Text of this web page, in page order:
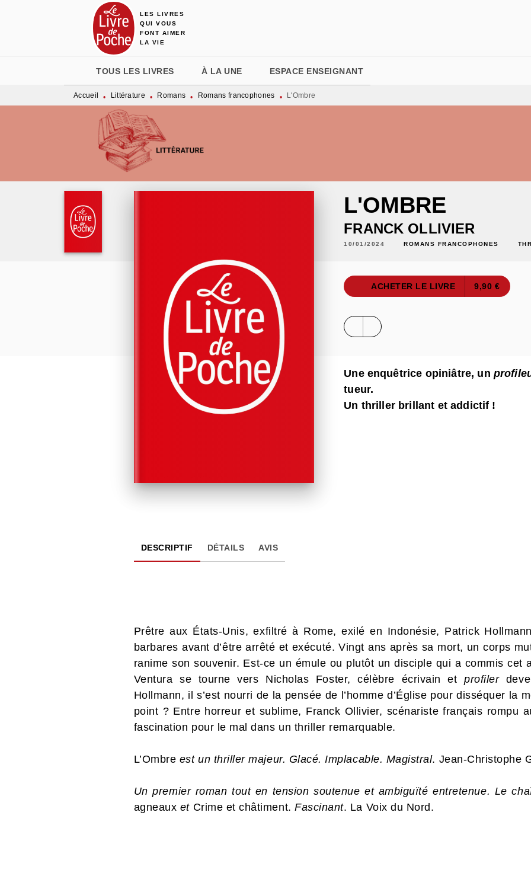
MENU RECHERCHE
LES LIVRES
QUI VOUS
FONT AIMER
LA VIE
TOUS LES LIVRES À LA UNE ESPACE ENSEIGNANT
Accueil • Littérature • Romans • Romans francophones • L'Ombre
L'OMBRE
FRANCK OLLIVIER
10/01/2024 ROMANS FRANCOPHONES
ACHETER LE LIVRE 9,90 €
Une enquêtrice opiniâtre, un
tueur.
Un thriller brillant et addictif !
DESCRIPTIF DÉTAILS AVIS
Prêtre aux États-Unis, exfiltré à Rome, exilé en Indonésie, Patrick
barbares avant d’être arrêté et exécuté. Vingt ans après sa mort, un corps
ranime son souvenir. Est-ce un émule ou plutôt un disciple qui a commis cet
Ventura se tourne vers Nicholas Foster, célèbre écrivain etprofiler
Hollmann, il s’est nourri de la pensée de l’homme d’Église pour disséquer la
point ? Entre horreur et sublime, Franck Ollivier, scénariste français rompu
fascination pour le mal dans un thriller remarquable.
L’Ombre est un thriller majeur. Glacé. Implacable. Magistral. Jean-Christophe
Un premier roman tout en tension soutenue et ambiguïté entretenue. Le
agneaux etCrime et châtiment.Fascinant. La Voix du Nord.